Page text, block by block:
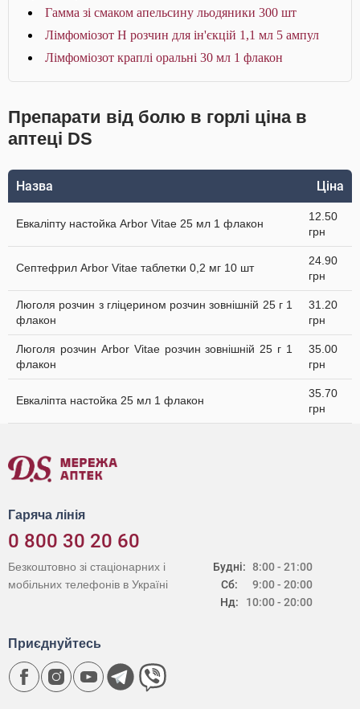
Гамма зі смаком апельсину льодяники 300 шт
Лімфоміозот Н розчин для ін'єкцій 1,1 мл 5 ампул
Лімфоміозот краплі оральні 30 мл 1 флакон
Препарати від болю в горлі ціна в
аптеці DS
Назва Ціна
Евкаліпту настойка Arbor Vitae 25 мл 1 флакон
12.50
грн
Септефрил Arbor Vitae таблетки 0,2 мг 10 шт
24.90
грн
Люголя розчин з гліцерином розчин зовнішній 25 г 1
флакон
31.20
грн
Люголя розчин Arbor Vitae розчин зовнішній 25 г 1
флакон
35.00
грн
Евкаліпта настойка 25 мл 1 флакон
35.70
грн
Гаряча лінія
0 800 30 20 60
Будні:
Сб:
Нд:
8:00 - 21:00
9:00 - 20:00
10:00 - 20:00
Безкоштовно зі стаціонарних і
мобільних телефонів в Україні
Приєднуйтесь